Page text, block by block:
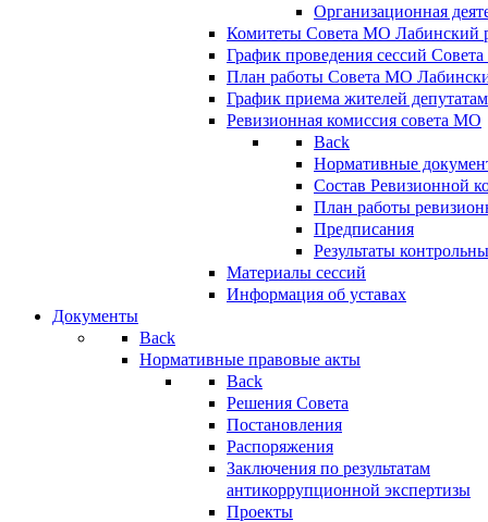
Организационная
Комитеты Совета МО Лабинский
График проведения сессий
План работы Совета МО
График приема жителей
Ревизионная комиссия совета МО
Back
Нормативные
Состав Ревизионной
План работы
Предписания
Результаты
Материалы сессий
Информация об уставах
Документы
Back
Нормативные правовые акты
Back
Решения Совета
Постановления
Распоряжения
Заключения по результатам
антикоррупционной экспертизы
Проекты